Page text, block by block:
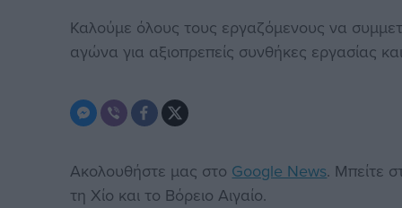
Καλούμε όλους τους εργαζόμενους να
αγώνα για αξιοπρεπείς συνθήκες εργασίας
Ακολουθήστε μας στο Google News. Μπείτε
τη Χίο και το Βόρειο Αιγαίο.